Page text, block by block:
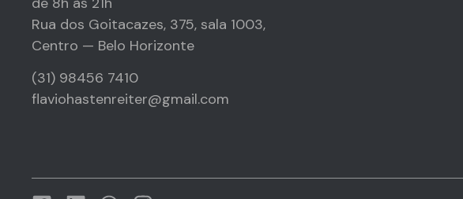
Rua dos Goitacazes, 375, sala 1003,
Centro — Belo Horizonte
(31) 98456 7410
flaviohastenreiter@gmail.com